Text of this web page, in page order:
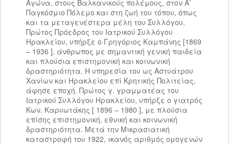
Αγώνα, στους Βαλκανικούς πολέμους, στον Α’
Παγκόσμιο Πόλεμο και στη ζωή του τόπου, όπως
και τα μεταγενέστερα μέλη του Συλλόγου.
Πρώτος Πρόεδρος του Ιατρικού Συλλόγου
Ηρακλείου, υπήρξε ο Γρηγόριος Καμπάνης [1869
– 1936 ], άνθρωπος με σημαντική γενική παιδεία
και πλούσια επιστημονική και κοινωνική
δραστηριότητα. Η υπηρεσία του ως Αστυάτρου
Χανίων και Ηρακλείου επί Κρητικής Πολιτείας,
άφησε εποχή. Πρώτος γ. γραμματέας του
Ιατρικού Συλλόγου Ηρακλείου, υπήρξε ο γιατρός
Κων. Καρυωτάκης [ 1896 – 1980 ], με πλούσια
επίσης επιστημονική, εθνική και κοινωνική
δραστηριότητα. Μετά την Μικρασιατική
καταστροφή του 1922, ικανός αριθμός ομογενών